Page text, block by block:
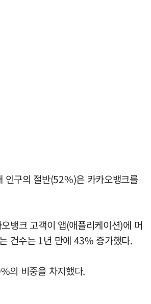
구의 절반(52%)은 카카오뱅크를
뱅크 고객이 앱(애플리케이션)에 머
건수는 1년 만에 43% 증가했다.
의 비중을 차지했다.